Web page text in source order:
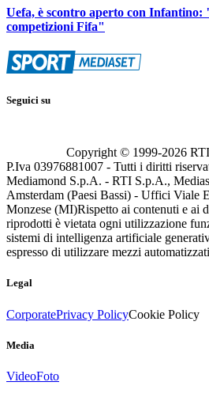
Uefa, è scontro aperto con
competizioni Fifa"
Seguici su
Copyright © 1999-2026
P.Iva 03976881007 - Tutti i diritti
Mediamond S.p.A. - RTI S.p.A.,
Amsterdam (Paesi Bassi) - Uffici Viale
Monzese (MI)Rispetto ai contenuti e ai
riprodotti è vietata ogni utilizzazione
sistemi di intelligenza artificiale
espresso di utilizzare mezzi
Legal
CorporatePrivacy PolicyCookie Policy
Media
VideoFoto